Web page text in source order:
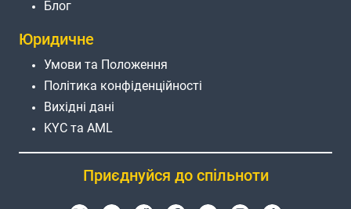
Блог
Юридичне
Умови та Положення
Політика конфіденційності
Вихідні дані
KYC та AML
Приєднуйся до спільноти